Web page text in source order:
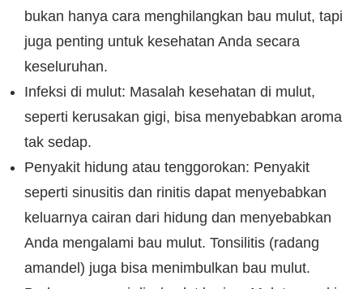
bukan hanya cara menghilangkan bau mulut, tapi
juga penting untuk kesehatan Anda secara
keseluruhan.
Infeksi di mulut: Masalah kesehatan di mulut,
seperti kerusakan gigi, bisa menyebabkan aroma
tak sedap.
Penyakit hidung atau tenggorokan: Penyakit
seperti sinusitis dan rinitis dapat menyebabkan
keluarnya cairan dari hidung dan menyebabkan
Anda mengalami bau mulut. Tonsilitis (radang
amandel) juga bisa menimbulkan bau mulut.